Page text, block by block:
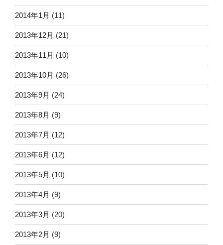
2014年1月 (11)
2013年12月 (21)
2013年11月 (10)
2013年10月 (26)
2013年9月 (24)
2013年8月 (9)
2013年7月 (12)
2013年6月 (12)
2013年5月 (10)
2013年4月 (9)
2013年3月 (20)
2013年2月 (9)